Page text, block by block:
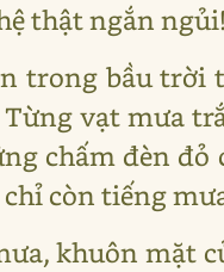
thật ngắn ngủi!
trong bầu
vạt mưa
chấm đèn
còn tiếng
khuôn mặt